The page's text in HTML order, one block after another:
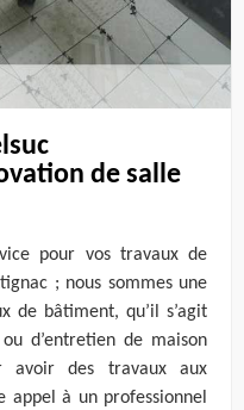
de salle
pour vos travaux de
; nous sommes une
de bâtiment, qu’il s’agit
d’entretien de maison
avoir des travaux aux
appel à un professionnel